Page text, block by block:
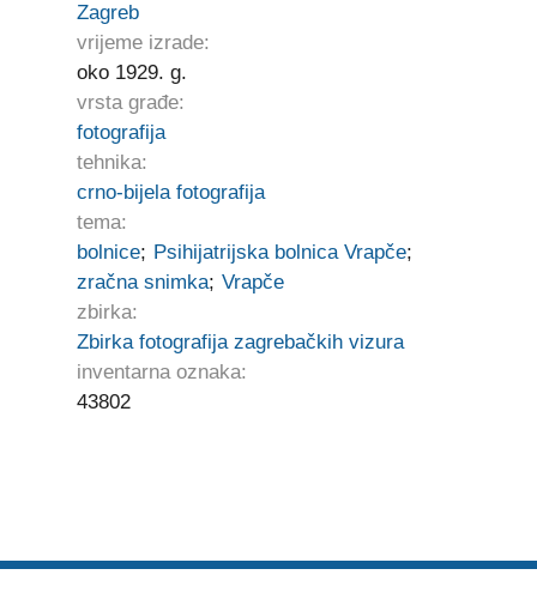
Zagreb
vrijeme izrade:
oko 1929. g.
vrsta građe:
fotografija
tehnika:
crno-bijela fotografija
tema:
bolnice; Psihijatrijska bolnica Vrapče;
zračna snimka; Vrapče
zbirka:
Zbirka fotografija zagrebačkih vizura
inventarna oznaka:
43802